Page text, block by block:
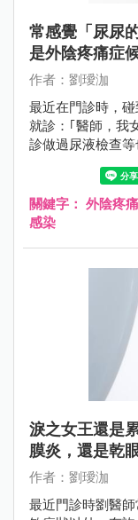
常感覺「尿尿
是外陰疼痛症
作者：劉璦泇
最近在門診時，
就診：｢醫師，我
診做過尿液檢查
受傷......請問這樣
關鍵字： 外陰疼痛
感染
淚之女王還是
膜炎，還是乾
作者：劉璦泇
最近門診時劉醫